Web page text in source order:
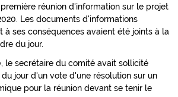
réunion d'information sur le projet
Les documents d'informations
à ses conséquences avaient été joints à la
du jour.
le secrétaire du comité avait sollicité
jour d'un vote d'une résolution sur un
pour la réunion devant se tenir le